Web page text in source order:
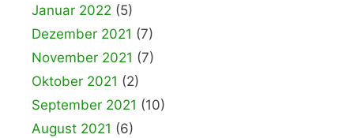
Januar 2022 (5)
Dezember 2021 (7)
November 2021 (7)
Oktober 2021 (2)
September 2021 (10)
August 2021 (6)